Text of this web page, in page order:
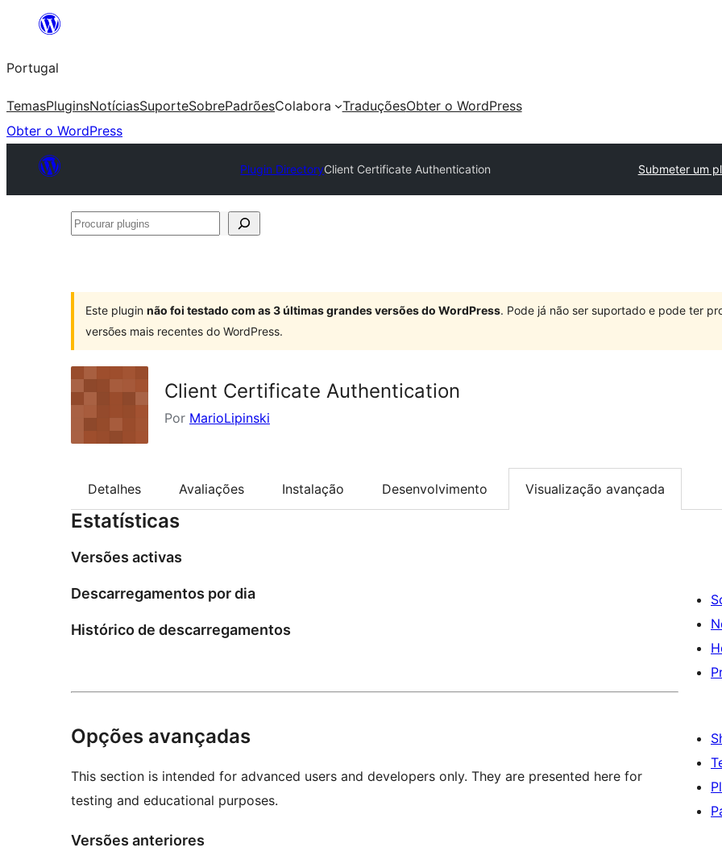
Saltar
o
conteúdo
Portugal
TemasPluginsNotíciasSuporteSobrePadrõesColabora TraduçõesObter o WordPress
Obter o WordPress
Plugin DirectoryClient Certificate Authentication Submeter um
Procurar
Este plugin não foi testado com as 3 últimas grandes versões do WordPress. Pode já não ser suportado e pode ter
versões mais recentes do WordPress.
Client Certificate Authentication
Por MarioLipinski
Detalhes Avaliações Instalação Desenvolvimento Visualização avançada
Estatísticas
Versões activas
Descarregamentos por dia
Histórico de descarregamentos
Opções avançadas
This section is intended for advanced users and developers only. They are presented here for
testing and educational purposes.
Versões anteriores